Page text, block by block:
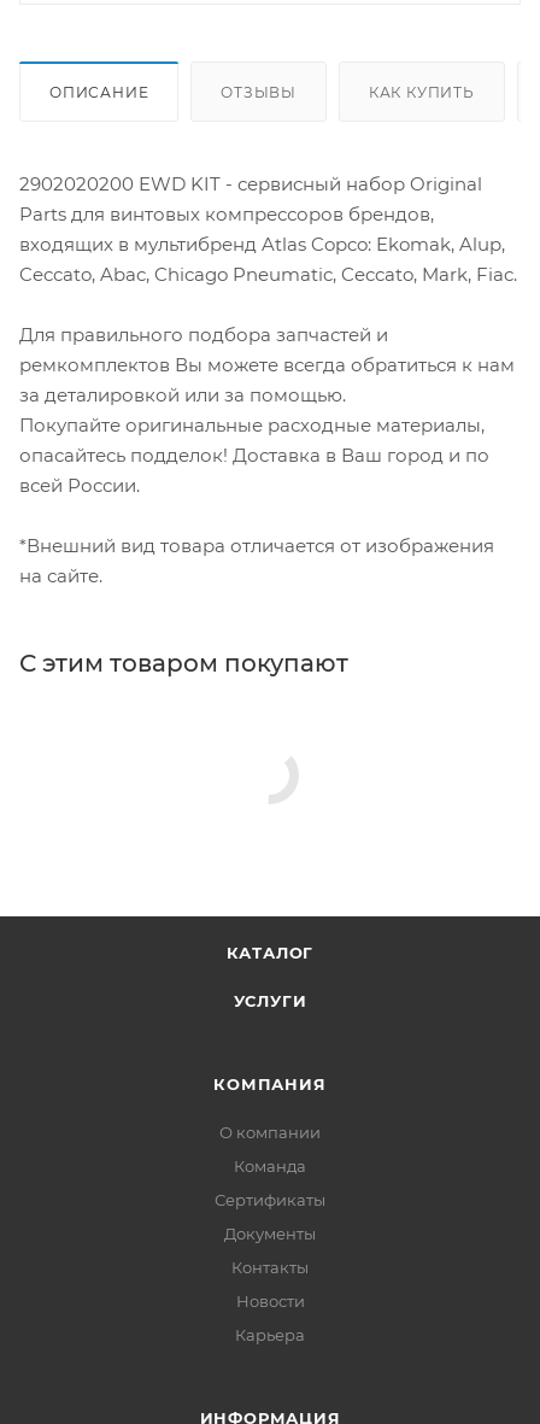
ОПИСАНИЕ ОТЗЫВЫ КАК КУПИТЬ
2902020200 EWD KIT - сервисный набор Original
Parts для винтовых компрессоров брендов,
входящих в мультибренд Atlas Copco: Ekomak, Alup,
Ceccato, Abac, Chicago Pneumatic, Ceccato, Mark, Fiac.
Для правильного подбора запчастей и
ремкомплектов Вы можете всегда обратиться к нам
за деталировкой или за помощью.
Покупайте оригинальные расходные материалы,
опасайтесь подделок! Доставка в Ваш город и по
всей России.
*Внешний вид товара отличается от изображения
на сайте.
С этим товаром покупают
КАТАЛОГ
УСЛУГИ
КОМПАНИЯ
О компании
Команда
Сертификаты
Документы
Контакты
Новости
Карьера
ИНФОРМАЦИЯ